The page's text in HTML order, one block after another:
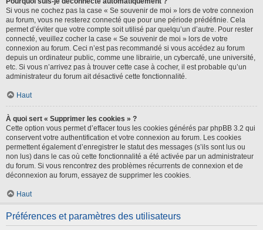
Si vous ne cochez pas la case « Se souvenir de moi » lors de votre connexion
au forum, vous ne resterez connecté que pour une période prédéfinie. Cela
permet d’éviter que votre compte soit utilisé par quelqu’un d’autre. Pour rester
connecté, veuillez cocher la case « Se souvenir de moi » lors de votre
connexion au forum. Ceci n’est pas recommandé si vous accédez au forum
depuis un ordinateur public, comme une librairie, un cybercafé, une université,
etc. Si vous n’arrivez pas à trouver cette case à cocher, il est probable qu’un
administrateur du forum ait désactivé cette fonctionnalité.
Haut
À quoi sert « Supprimer les cookies » ?
Cette option vous permet d’effacer tous les cookies générés par phpBB 3.2 qui
conservent votre authentification et votre connexion au forum. Les cookies
permettent également d’enregistrer le statut des messages (s’ils sont lus ou
non lus) dans le cas où cette fonctionnalité a été activée par un administrateur
du forum. Si vous rencontrez des problèmes récurrents de connexion et de
déconnexion au forum, essayez de supprimer les cookies.
Haut
Préférences et paramètres des utilisateurs